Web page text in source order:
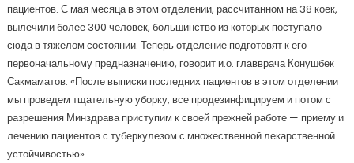
пациентов. С мая месяца в этом отделении, рассчитанном на 38 коек,
вылечили более 300 человек, большинство из которых поступало
сюда в тяжелом состоянии. Теперь отделение подготовят к его
первоначальному предназначению, говорит и.о. главврача Конушбек
Сакмаматов: «После выписки последних пациентов в этом отделении
мы проведем тщательную уборку, все продезинфицируем и потом с
разрешения Минздрава приступим к своей прежней работе — приему и
лечению пациентов с туберкулезом с множественной лекарственной
устойчивостью».